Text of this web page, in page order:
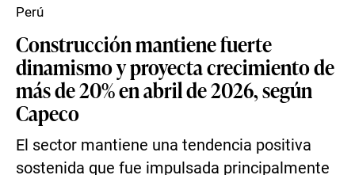
Construcción mantiene fuerte
dinamismo y proyecta crecimiento de
más de 20% en abril de 2026, según
Capeco
El sector mantiene una tendencia positiva
sostenida que fue impulsada principalmente
Perú